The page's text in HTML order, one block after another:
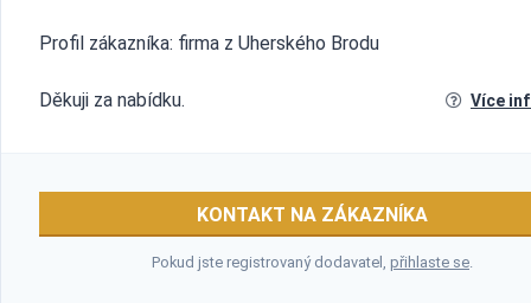
Profil zákazníka: firma z Uherského Brodu
Děkuji za nabídku. Více
KONTAKT NA ZÁKAZNÍKA
Pokud jste registrovaný dodavatel, přihlaste se.